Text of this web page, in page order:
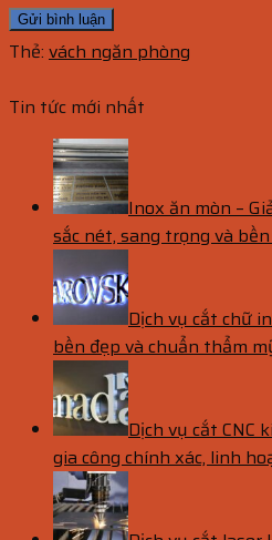
Thẻ: vách ngăn phòng
Tin tức mới nhất
Inox ăn mòn –
sắc nét, sang trọng và
Dịch vụ cắt chữ
bền đẹp và chuẩn thẩm
Dịch vụ cắt CNC
gia công chính xác, linh